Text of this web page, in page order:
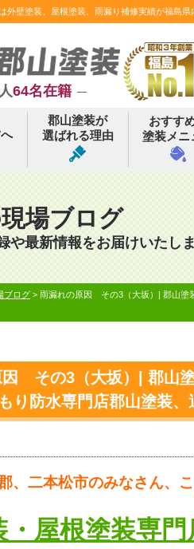
外壁塗装、屋根塗装、雨漏り補修実績が福島
64名在籍
郡山塗装が
選ばれる理由
おすす
塗装メニ
場ブログ
や最新情報をお届けいたし
ブログ > 雨漏れの原因 その3（大坂）| 郡山塗
その3（大坂）| 郡山
り防水専門店郡山塗装
、二本松市のみなさん、こ
屋根塗装専門